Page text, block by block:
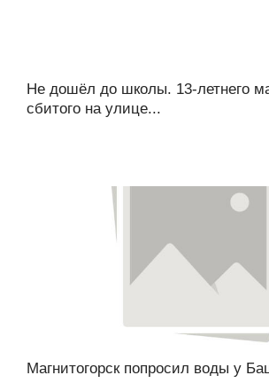
Не дошёл до школы. 13-летнего
сбитого на улице...
Магнитогорск попросил воды у